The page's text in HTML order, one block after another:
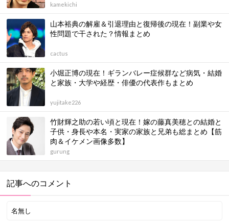
kamekichi
山本裕典の解雇＆引退理由と復帰後の現在！副業や女
性問題で干された？情報まとめ
cactus
小堀正博の現在！ギランバレー症候群など病気・結婚
と家族・大学や経歴・俳優の代表作もまとめ
yujitake226
竹財輝之助の若い頃と現在！嫁の藤真美穂との結婚と
子供・身長や本名・実家の家族と兄弟も総まとめ【筋
肉＆イケメン画像多数】
gurung
記事へのコメント